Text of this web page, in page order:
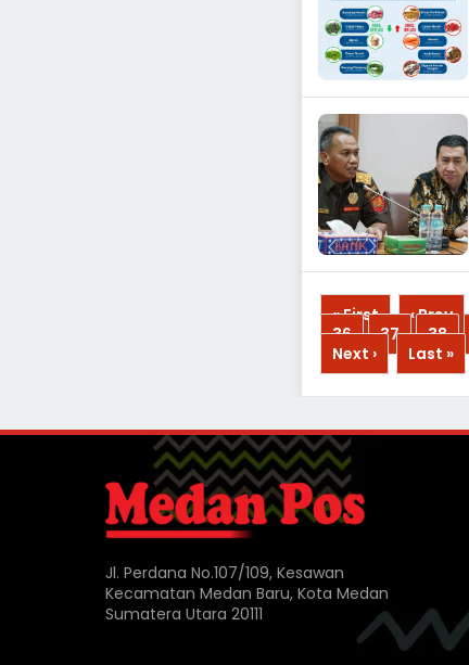
« First ‹ Prev
36
37 38
Next ›
Last »
Jl. Perdana No.107/109, Kesawan
Kecamatan Medan Baru, Kota Medan
Sumatera Utara 20111